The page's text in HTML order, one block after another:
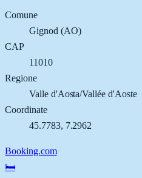
Comune
Gignod (AO)
CAP
11010
Regione
Valle d'Aosta/Vallée d'Aoste
Coordinate
45.7783, 7.2962
Booking.com
🛏️